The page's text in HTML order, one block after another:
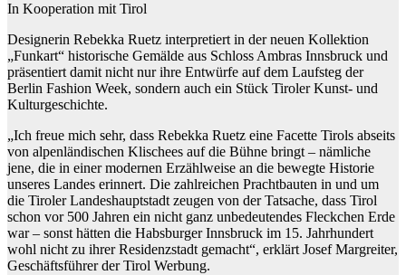
In Kooperation mit Tirol
Designerin Rebekka Ruetz interpretiert in der neuen Kollektion
„Funkart“ historische Gemälde aus Schloss Ambras Innsbruck und
präsentiert damit nicht nur ihre Entwürfe auf dem Laufsteg der
Berlin Fashion Week, sondern auch ein Stück Tiroler Kunst- und
Kulturgeschichte.
„Ich freue mich sehr, dass Rebekka Ruetz eine Facette Tirols abseits
von alpenländischen Klischees auf die Bühne bringt – nämliche
jene, die in einer modernen Erzählweise an die bewegte Historie
unseres Landes erinnert. Die zahlreichen Prachtbauten in und um
die Tiroler Landeshauptstadt zeugen von der Tatsache, dass Tirol
schon vor 500 Jahren ein nicht ganz unbedeutendes Fleckchen Erde
war – sonst hätten die Habsburger Innsbruck im 15. Jahrhundert
wohl nicht zu ihrer Residenzstadt gemacht“, erklärt Josef Margreiter,
Geschäftsführer der Tirol Werbung.